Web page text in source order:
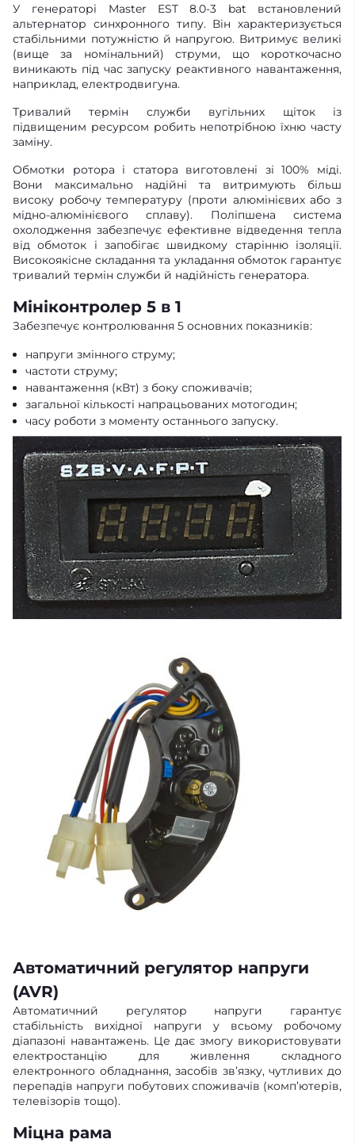
У генераторі Master EST 8.0-3 bat встановлений
альтернатор синхронного типу. Він характеризується
стабільними потужністю й напругою. Витримує великі
(вище за номінальний) струми, що короткочасно
виникають під час запуску реактивного навантаження,
наприклад, електродвигуна.
Тривалий термін служби вугільних щіток із
підвищеним ресурсом робить непотрібною їхню часту
заміну.
Обмотки ротора і статора виготовлені зі 100% міді.
Вони максимально надійні та витримують більш
високу робочу температуру (проти алюмінієвих або з
мідно-алюмінієвого сплаву). Поліпшена система
охолодження забезпечує ефективне відведення тепла
від обмоток і запобігає швидкому старінню ізоляції.
Високоякісне складання та укладання обмоток гарантує
тривалий термін служби й надійність генератора.
Мініконтролер 5 в 1
Забезпечує контролювання 5 основних показників:
напруги змінного струму;
частоти струму;
навантаження (кВт) з боку споживачів;
загальної кількості напрацьованих мотогодин;
часу роботи з моменту останнього запуску.
Автоматичний регулятор напруги
(AVR)
Автоматичний регулятор напруги гарантує
стабільність вихідної напруги у всьому робочому
діапазоні навантажень. Це дає змогу використовувати
електростанцію для живлення складного
електронного обладнання, засобів зв’язку, чутливих до
перепадів напруги побутових споживачів (комп’ютерів,
телевізорів тощо).
Міцна рама